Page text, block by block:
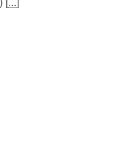
) [ ...